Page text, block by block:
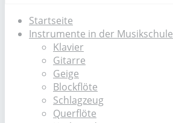
Startseite
Instrumente in der Musikschule
Klavier
Gitarre
Geige
Blockflöte
Schlagzeug
Querflöte